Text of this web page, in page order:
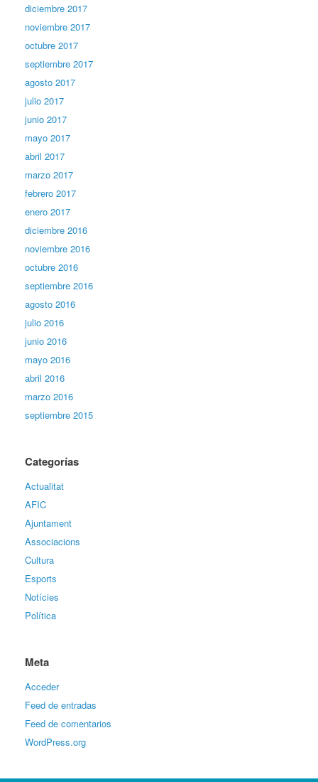
diciembre 2017
noviembre 2017
octubre 2017
septiembre 2017
agosto 2017
julio 2017
junio 2017
mayo 2017
abril 2017
marzo 2017
febrero 2017
enero 2017
diciembre 2016
noviembre 2016
octubre 2016
septiembre 2016
agosto 2016
julio 2016
junio 2016
mayo 2016
abril 2016
marzo 2016
septiembre 2015
Categorías
Actualitat
AFIC
Ajuntament
Associacions
Cultura
Esports
Notícies
Política
Meta
Acceder
Feed de entradas
Feed de comentarios
WordPress.org